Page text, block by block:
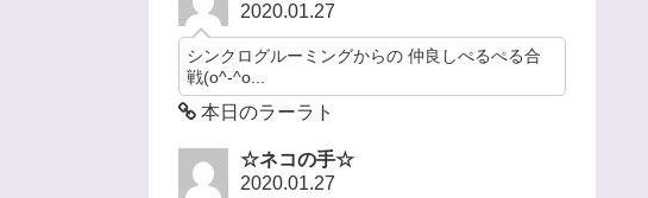
2020.01.27
シンクログルーミングからの 仲良しぺるぺる合
戦(o^-^o...
本日のラーラト
☆ネコの手☆
2020.01.27